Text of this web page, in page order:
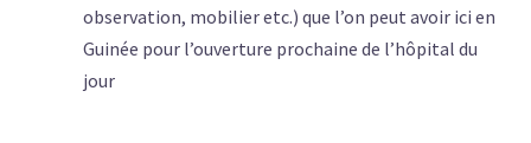
observation, mobilier etc.) que l’on peut avoir ici en
Guinée pour l’ouverture prochaine de l’hôpital du
jour